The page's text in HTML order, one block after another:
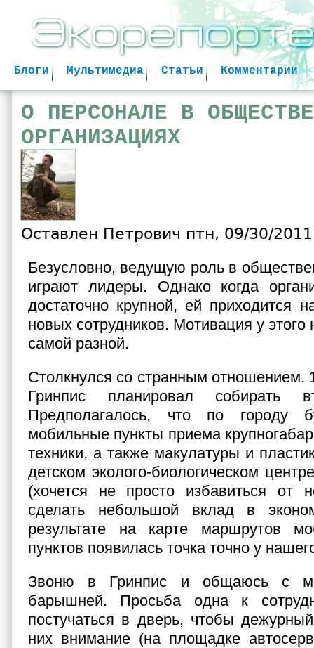
Комментарии
Статьи
Мультимедиа
Блоги
О ПЕРСОНАЛЕ В
ОРГАНИЗАЦИЯХ
Оставлен Петрович птн, 09/30/
Безусловно, ведущую роль в
играют лидеры. Однако когда
достаточно крупной, ей приходится
новых сотрудников. Мотивация у
самой разной.
Столкнулся со странным отношением.
Гринпис планировал собирать
Предполагалось, что по городу
мобильные пункты приема
техники, а также макулатуры и
детском эколого-биологическом
(хочется не просто избавиться от
сделать небольшой вклад в
результате на карте маршрутов
пунктов появилась точка точно у
Звоню в Гринпис и общаюсь с
барышней. Просьба одна к
постучаться в дверь, чтобы
них внимание (на площадке